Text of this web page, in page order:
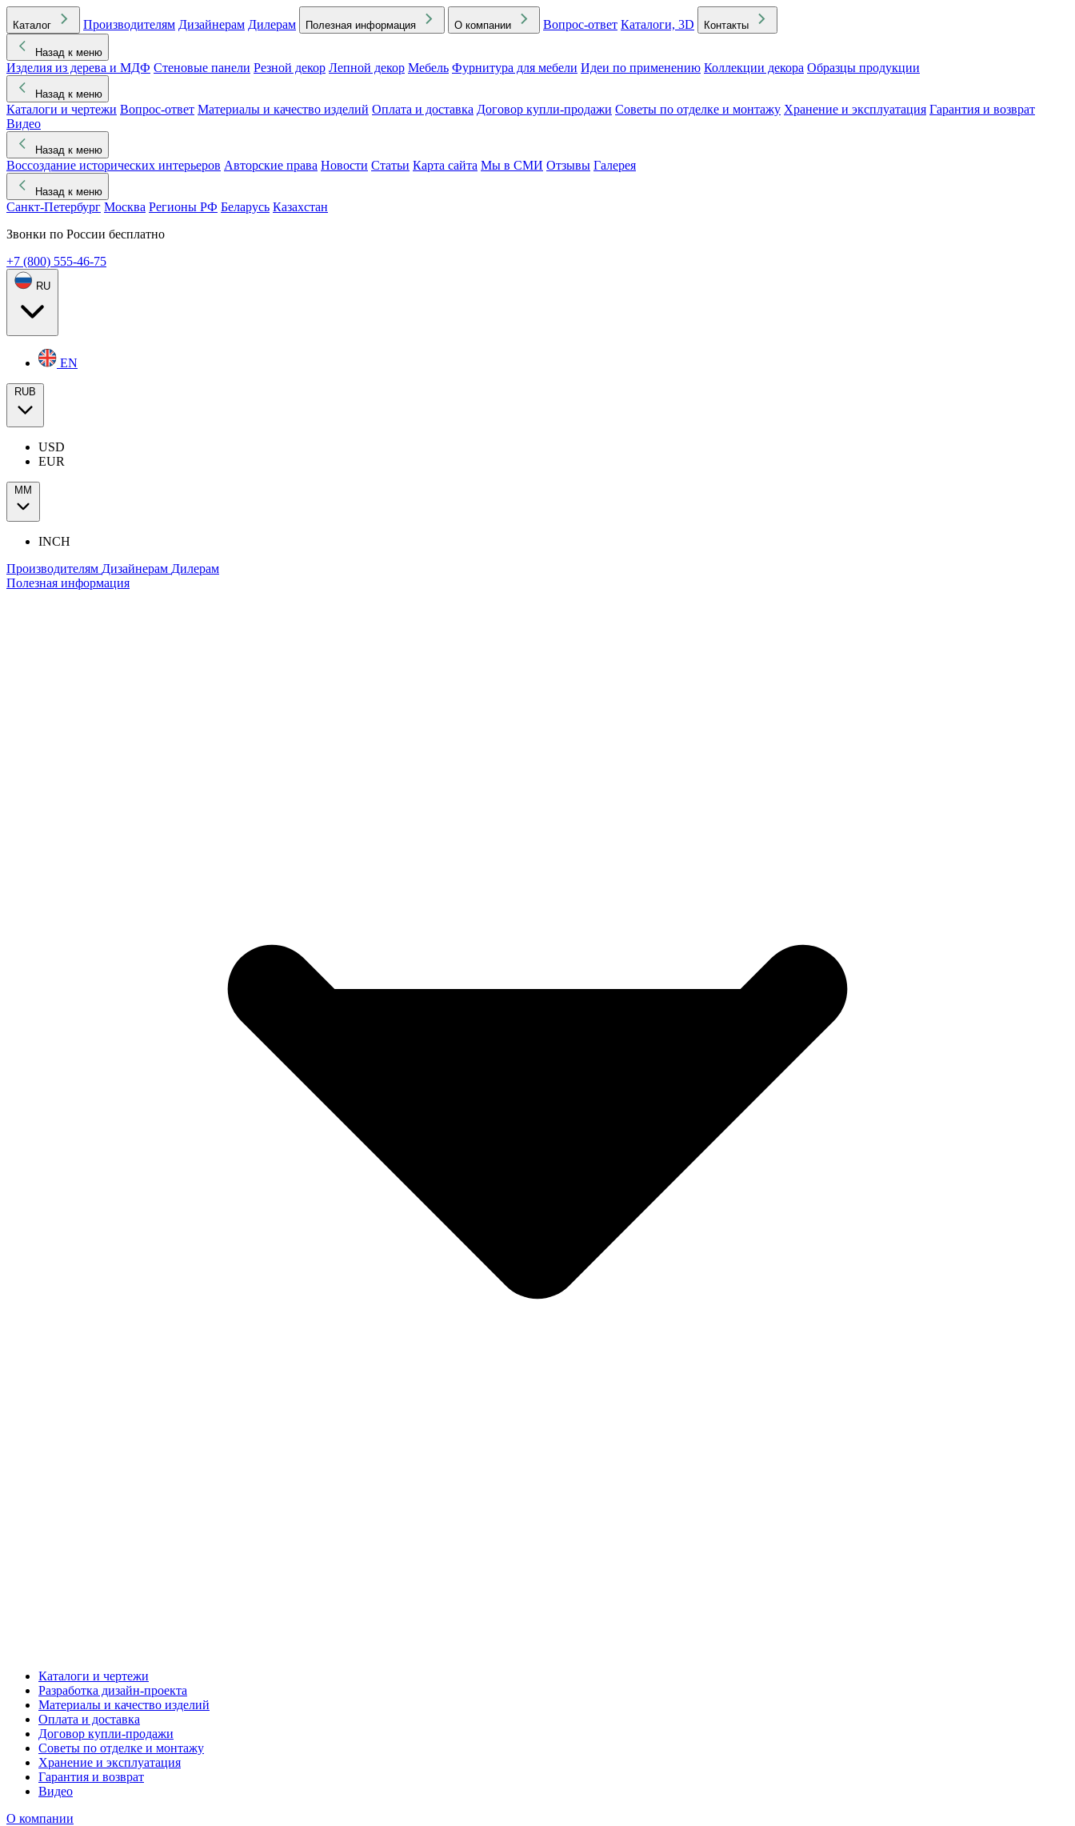
Каталог Производителям Дизайнерам Дилерам Полезная информация О компании Вопрос-ответ Каталоги, 3D Контакты
Назад к меню
Изделия из дерева и МДФ Стеновые панели Резной декор Лепной декор Мебель Фурнитура для мебели Идеи по применению Коллекции декора Образцы продукции
Назад к меню
Каталоги и чертежи Вопрос-ответ Материалы и качество изделий Оплата и доставка Договор купли-продажи Советы по отделке и монтажу Хранение и эксплуатация Гарантия и возврат
Видео
Назад к меню
Воссоздание исторических интерьеров Авторские права Новости Статьи Карта сайта Мы в СМИ Отзывы Галерея
Назад к меню
Санкт-Петербург Москва Регионы РФ Беларусь Казахстан
Звонки по России бесплатно
+7 (800) 555-46-75
RU
EN
RUB
USD
EUR
ММ
INCH
Производителям Дизайнерам Дилерам
Полезная информация
Каталоги и чертежи
Разработка дизайн-проекта
Материалы и качество изделий
Оплата и доставка
Договор купли-продажи
Советы по отделке и монтажу
Хранение и эксплуатация
Гарантия и возврат
Видео
О компании